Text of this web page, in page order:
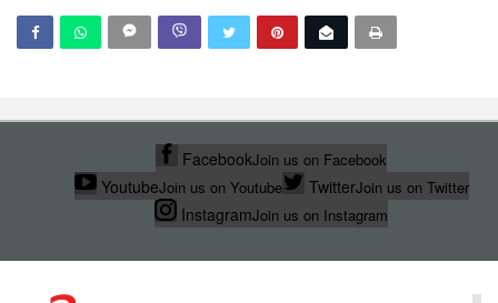
FacebookJoin us on Facebook
YoutubeJoin us on Youtube TwitterJoin us on Twitter
InstagramJoin us on Instagram